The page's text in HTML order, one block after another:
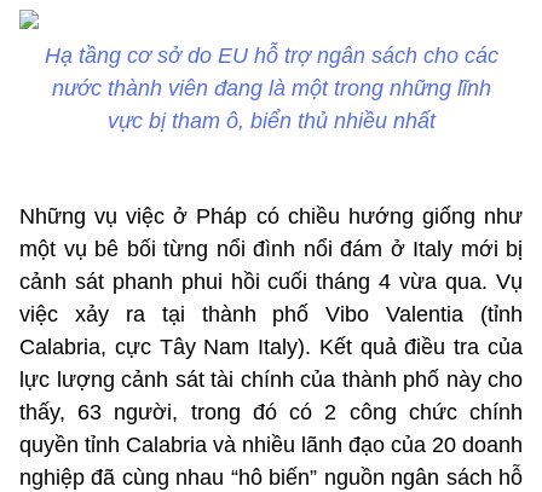
Hạ tầng cơ sở do EU hỗ trợ ngân sách cho các
nước thành viên đang là một trong những lĩnh
vực bị tham ô, biển thủ nhiều nhất
Những vụ việc ở Pháp có chiều hướng giống như
một vụ bê bối từng nổi đình nổi đám ở Italy mới bị
cảnh sát phanh phui hồi cuối tháng 4 vừa qua. Vụ
việc xảy ra tại thành phố Vibo Valentia (tỉnh
Calabria, cực Tây Nam Italy). Kết quả điều tra của
lực lượng cảnh sát tài chính của thành phố này cho
thấy, 63 người, trong đó có 2 công chức chính
quyền tỉnh Calabria và nhiều lãnh đạo của 20 doanh
nghiệp đã cùng nhau “hô biến” nguồn ngân sách hỗ